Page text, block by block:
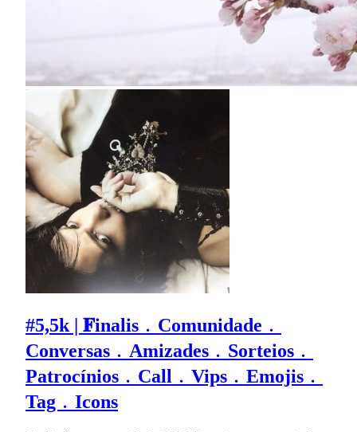
#5,5k | 𝐅inalis﹒Comunidade﹒
Conversas﹒Amizades﹒Sorteios﹒
Patrocínios﹒Call﹒Vips﹒Emojis﹒
Tag﹒Icons